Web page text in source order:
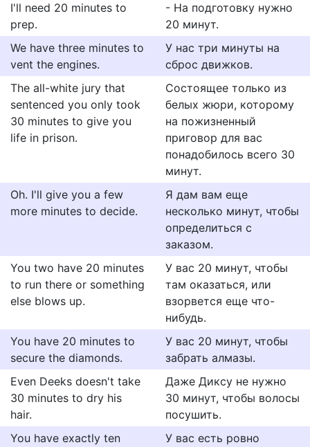
I'll need 20 minutes to
prep.
- На подготовку нужно
20 минут.
We have three minutes to
vent the engines.
У нас три минуты на
сброс движков.
The all-white jury that
sentenced you only took
30 minutes to give you
life in prison.
Состоящее только из
белых жюри, которому
на пожизненный
приговор для вас
понадобилось всего 30
минут.
Oh. I'll give you a few
more minutes to decide.
Я дам вам еще
несколько минут, чтобы
определиться с
заказом.
You two have 20 minutes
to run there or something
else blows up.
У вас 20 минут, чтобы
там оказаться, или
взорвется еще что-
нибудь.
You have 20 minutes to
secure the diamonds.
У вас 20 минут, чтобы
забрать алмазы.
Even Deeks doesn't take
30 minutes to dry his
hair.
Даже Диксу не нужно
30 минут, чтобы волосы
посушить.
You have exactly ten
У вас есть ровно